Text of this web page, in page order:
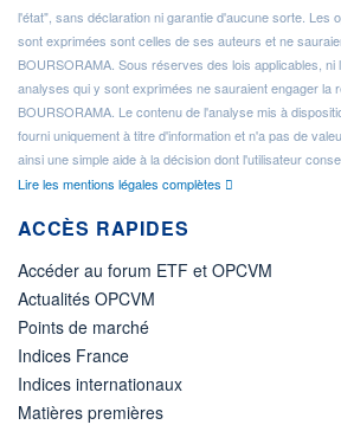
l'état", sans déclaration ni garantie d'aucune sorte. Les
sont exprimées sont celles de ses auteurs et ne
BOURSORAMA. Sous réserves des lois applicables, ni
analyses qui y sont exprimées ne sauraient engager la
BOURSORAMA. Le contenu de l'analyse mis à
fourni uniquement à titre d'information et n'a pas de
ainsi une simple aide à la décision dont l'utilisateur
Lire les mentions légales complètes
ACCÈS RAPIDES
Accéder au forum ETF et OPCVM
Actualités OPCVM
Points de marché
Indices France
Indices internationaux
Matières premières